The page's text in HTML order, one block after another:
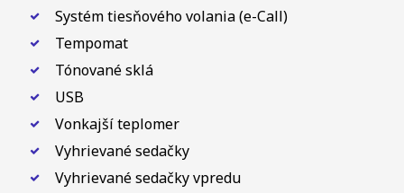
Systém tiesňového volania (e-Call)
Tempomat
Tónované sklá
USB
Vonkajší teplomer
Vyhrievané sedačky
Vyhrievané sedačky vpredu